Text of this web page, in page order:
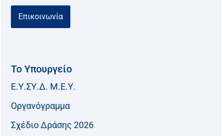
Επικοινωνία
Το Υπουργείο
Ε.Υ.ΣΥ.Δ. Μ.Ε.Υ.
Οργανόγραμμα
Σχέδιο Δράσης 2026